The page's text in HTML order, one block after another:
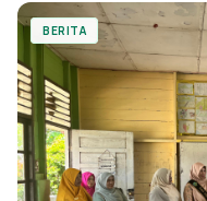
BERITA